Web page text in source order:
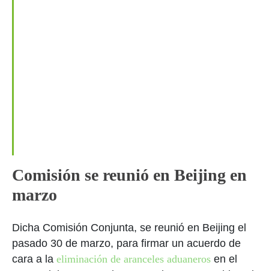
Comisión se reunió en Beijing en
marzo
Dicha Comisión Conjunta, se reunió en Beijing el
pasado 30 de marzo, para firmar un acuerdo de
cara a la eliminación de aranceles aduaneros en el